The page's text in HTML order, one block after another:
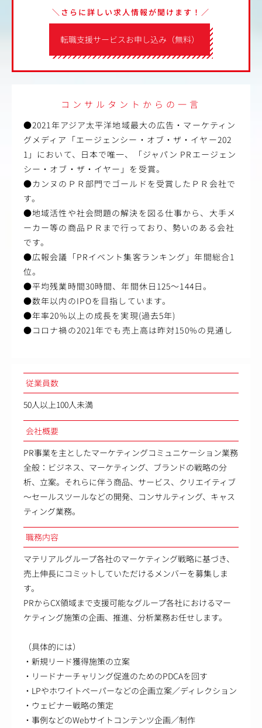
転職支援サービスお申し込み（無料）
＼さらに詳しい求人情報が聞けます！／
コンサルタントからの一言
●2021年アジア太平洋地域最大の広告・マーケティン
グメディア「エージェンシー・オブ・ザ・イヤー202
1」において、日本で唯一、「ジャパン PRエージェン
シー・オブ・ザ・イヤー」を受賞。
●カンヌのＰＲ部門でゴールドを受賞したＰＲ会社で
す。
●地域活性や社会問題の解決を図る仕事から、大手メ
ーカー等の商品ＰＲまで行っており、勢いのある会社
です。
●広報会議「PRイベント集客ランキング」年間総合1
位。
●平均残業時間30時間、年間休日125～144日。
●数年以内のIPOを目指しています。
●年率20%以上の成長を実現(過去5年)
●コロナ禍の2021年でも売上高は昨対150%の見通し
従業員数
50人以上100人未満
会社概要
PR事業を主としたマーケティングコミュニケーション業務
全般：ビジネス、マーケティング、ブランドの戦略の分
析、立案。それらに伴う商品、サービス、クリエイティブ
～セールスツールなどの開発、コンサルティング、キャス
ティング業務。
職務内容
マテリアルグループ各社のマーケティング戦略に基づき、
売上伸長にコミットしていただけるメンバーを募集しま
す。
PRからCX領域まで支援可能なグループ各社におけるマー
ケティング施策の企画、推進、分析業務お任せします。
（具体的には）
・新規リード獲得施策の立案
・リードナーチャリング促進のためのPDCAを回す
・LPやホワイトペーパーなどの企画立案／ディレクション
・ウェビナー戦略の策定
・事例などのWebサイトコンテンツ企画／制作